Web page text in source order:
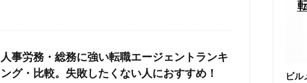
人事労務・総務に強い転職エージェントランキ
ング・比較。失敗したくない人におすすめ！
ビル